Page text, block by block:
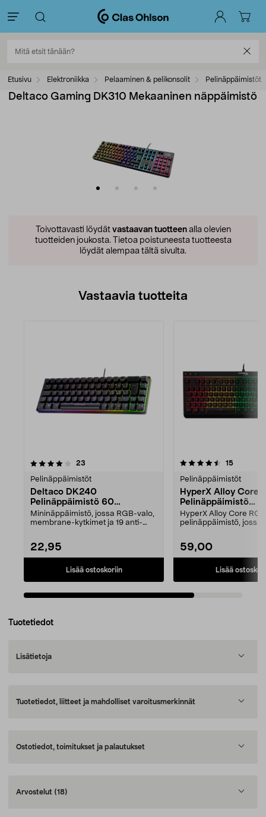
Etusivu Elektroniikka Pelaaminen & pelikonsolit Pelinäppäimistöt
Deltaco Gaming DK310 Mekaaninen näppäimistö
Toivottavasti löydät vastaavan tuotteenalla olevien
tuotteiden joukosta. Tietoa poistuneesta tuotteesta
löydät alempaa tältä sivulta.
Vastaavia tuotteita
23
Pelinäppäimistöt
Deltaco DK240
Pelinäppäimistö 60
prosenttia, musta
Mininäppäimistö, jossa RGB-valo,
membrane-kytkimet ja 19 anti-
22,95
Lisää ostoskoriin
4.5viidestä
15
Pelinäppäimistöt
HyperX Alloy Core
Pelinäppäimistö
(pohjoismainen
HyperX Alloy Core RGB
pelinäppäimistö, jossa
59,00
Lisää
Tuotetiedot
Lisätietoja
Tuotetiedot, liitteet ja mahdolliset varoitusmerkinnät
Ostotiedot, toimitukset ja palautukset
Arvostelut (18)